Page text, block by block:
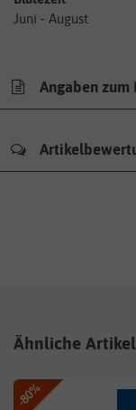
Juni - August
Angaben zum
Ähnliche Artikel
-80%